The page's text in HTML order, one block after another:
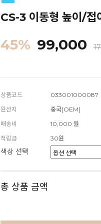
CS-3 이동형 높이/접
45% 99,000
상품코드
033001000087
원산지
중국[OEM]
배송비
10,000 원
적립금
30원
색상 선택
총 상품 금액